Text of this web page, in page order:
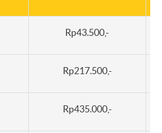
Rp43.500,-
Rp217.500,-
Rp435.000,-